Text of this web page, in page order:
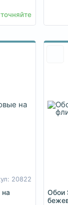
20822
Обои